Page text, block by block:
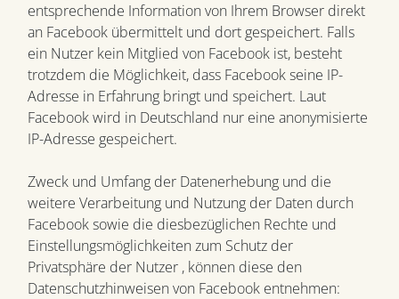
entsprechende Information von Ihrem Browser direkt
an Facebook übermittelt und dort gespeichert. Falls
ein Nutzer kein Mitglied von Facebook ist, besteht
trotzdem die Möglichkeit, dass Facebook seine IP-
Adresse in Erfahrung bringt und speichert. Laut
Facebook wird in Deutschland nur eine anonymisierte
IP-Adresse gespeichert.
Zweck und Umfang der Datenerhebung und die
weitere Verarbeitung und Nutzung der Daten durch
Facebook sowie die diesbezüglichen Rechte und
Einstellungsmöglichkeiten zum Schutz der
Privatsphäre der Nutzer , können diese den
Datenschutzhinweisen von Facebook entnehmen: